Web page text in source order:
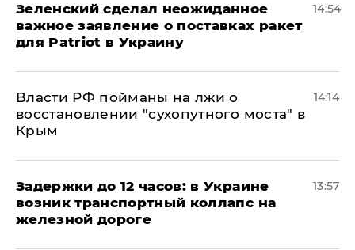
Зеленский сделал неожиданное
важное заявление о поставках ракет
для Patriot в Украину
14:54
Власти РФ пойманы на лжи о
восстановлении "сухопутного моста" в
Крым
14:14
Задержки до 12 часов: в Украине
возник транспортный коллапс на
железной дороге
13:57